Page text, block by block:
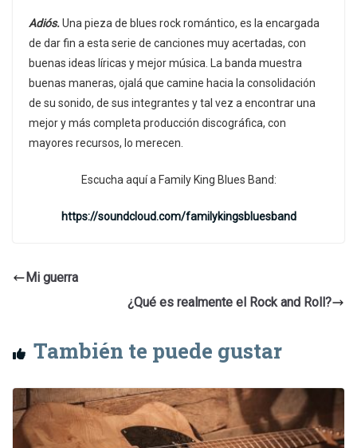
Adiós.Una pieza de blues rock romántico, es la encargada
de dar fin a esta serie de canciones muy acertadas, con
buenas ideas líricas y mejor música. La banda muestra
buenas maneras, ojalá que camine hacia la consolidación
de su sonido, de sus integrantes y tal vez a encontrar una
mejor y más completa producción discográfica, con
mayores recursos, lo merecen.
Escucha aquí a Family King Blues Band:
https://soundcloud.com/familykingsbluesband
Mi guerra
¿Qué es realmente el Rock and Roll?
También te puede gustar